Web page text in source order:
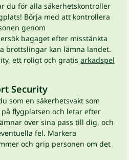
du för alla säkerhetskontroller
Börja med att kontrollera
genom
bagaget efter misstänkta
brottslingar kan lämna landet.
ett roligt och gratis arkadspel
Security
som en säkerhetsvakt som
flygplatsen och letar efter
över sina pass till dig, och
fel. Markera
och grip personen om det